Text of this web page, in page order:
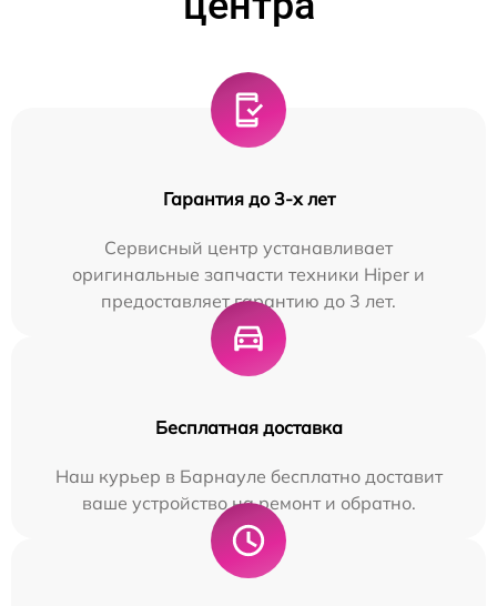
Гарантия до 3-х лет
Сервисный центр устанавливает
оригинальные запчасти техники Hiper и
предоставляет гарантию до 3 лет.
Бесплатная доставка
Наш курьер в Барнауле бесплатно доставит
ваше устройство на ремонт и обратно.